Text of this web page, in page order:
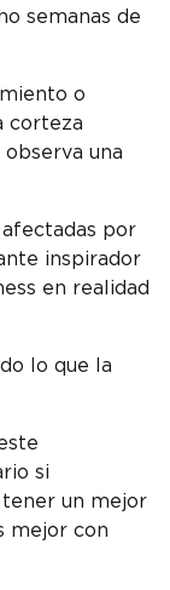
semanas de
o
corteza
una
afectadas por
inspirador
en realidad
lo que la
si
un mejor
mejor con